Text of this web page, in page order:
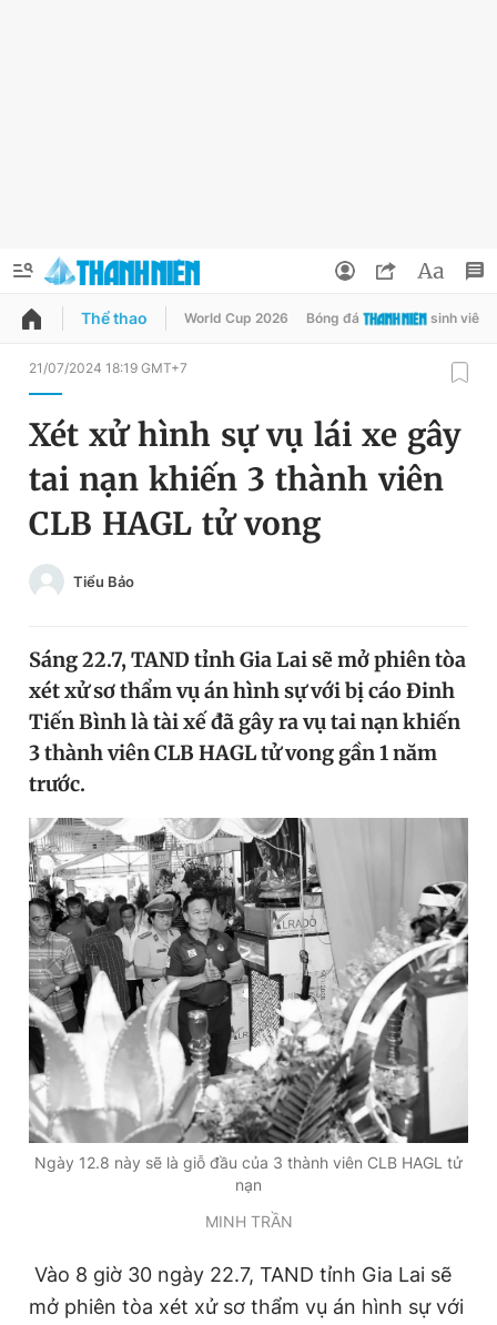
QUẢNG CÁO ĐẶT BÁO
Chuyên mục
Chuyên mục khác
Chào ngày mới
Video Magazine
Sản phẩm khác
Tiện ích Bạn cần biết
Thông tin tòa soạn Liên hệ quảng cáo
Đọc Thanh Niên trên điện thoại
Hotline
0906 645 777
Liên hệ quảng cáo
0908 780 404
Đổi mật khẩu
Tin đã lưu
Thể thao World Cup 2026 Bóng đá sinh viên
21/07/2024 18:19 GMT+7
Xét xử hình sự vụ lái xe gây
tai nạn khiến 3 thành viên
CLB HAGL tử vong
Tiểu Bảo
Sáng 22.7, TAND tỉnh Gia Lai sẽ mở phiên tòa
xét xử sơ thẩm vụ án hình sự với bị cáo Đinh
Tiến Bình là tài xế đã gây ra vụ tai nạn khiến
3 thành viên CLB HAGL tử vong gần 1 năm
trước.
Ngày 12.8 này sẽ là giỗ đầu của 3 thành viên CLB HAGL tử
nạn
MINH TRẦN
Vào 8 giờ 30 ngày 22.7, TAND tỉnh Gia Lai sẽ
mở phiên tòa xét xử sơ thẩm vụ án hình sự với